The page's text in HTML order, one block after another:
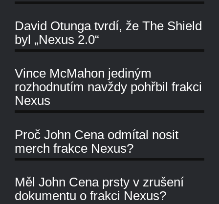
David Otunga tvrdí, že The Shield
byl „Nexus 2.0“
Vince McMahon jediným
rozhodnutím navždy pohřbil frakci
Nexus
Proč John Cena odmítal nosit
merch frakce Nexus?
Měl John Cena prsty v zrušení
dokumentu o frakci Nexus?